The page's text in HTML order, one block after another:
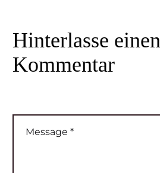
Hinterlasse einen
Kommentar